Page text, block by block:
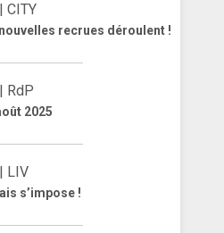
| CITY
recrues déroulent !
| RdP
2025
| LIV
s’impose !